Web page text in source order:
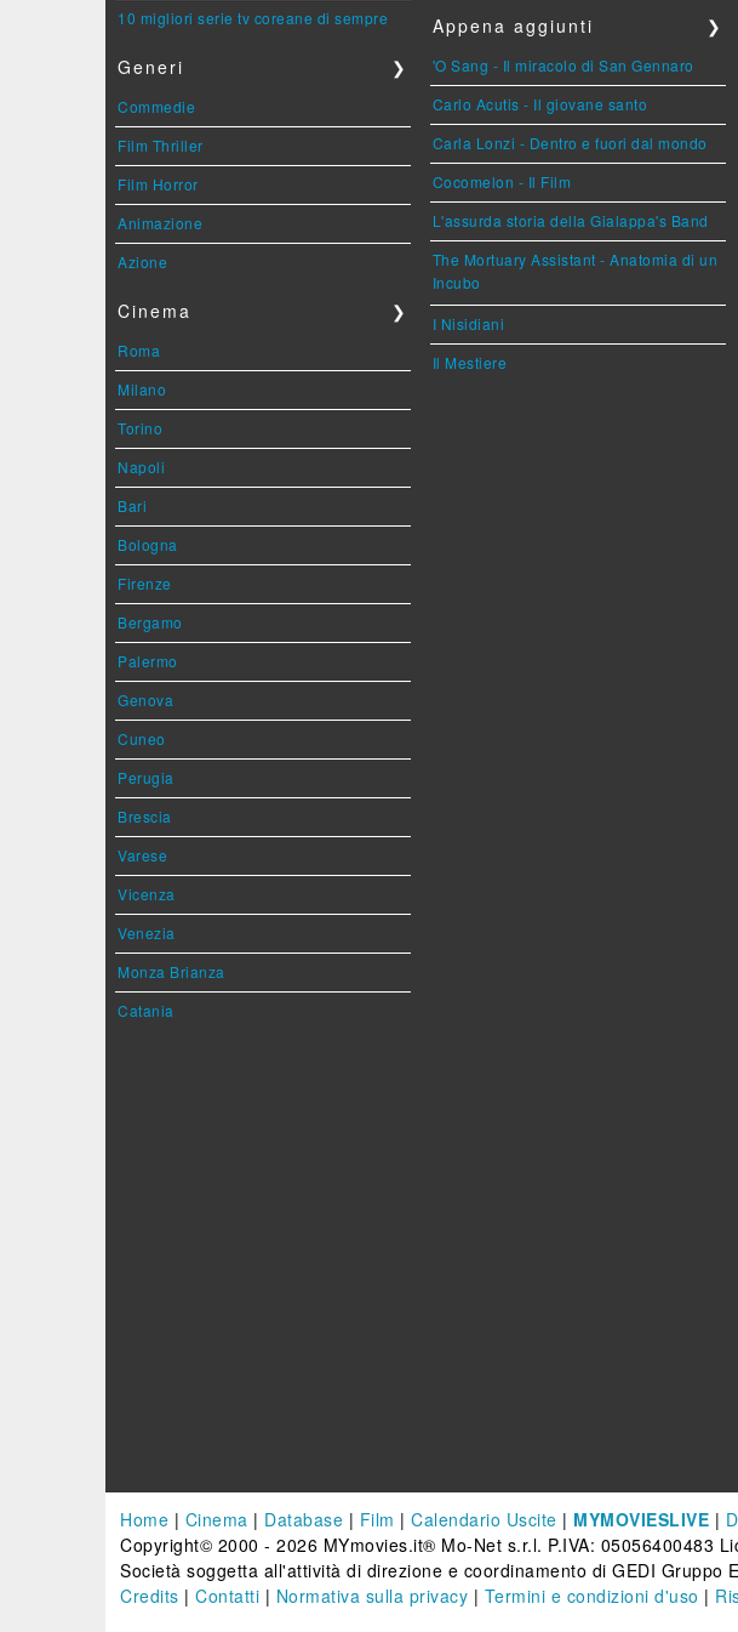
10 migliori serie tv coreane di sempre
Generi ❯
Commedie
Film Thriller
Film Horror
Animazione
Azione
Cinema ❯
Roma
Milano
Torino
Napoli
Bari
Bologna
Firenze
Bergamo
Palermo
Genova
Cuneo
Perugia
Brescia
Varese
Vicenza
Venezia
Monza Brianza
Catania
Appena aggiunti ❯
'O Sang - Il miracolo di San Gennaro
Carlo Acutis - Il giovane santo
Carla Lonzi - Dentro e fuori dal mondo
Cocomelon - Il Film
L'assurda storia della Gialappa's Band
The Mortuary Assistant - Anatomia di un
Incubo
I Nisidiani
Il Mestiere
Home | Cinema | Database | Film | Calendario Uscite | MYMOVIESLIVE |
Copyright© 2000 - 2026 MYmovies.it® Mo-Net s.r.l. P.IVA: 05056400483
Società soggetta all'attività di direzione e coordinamento di GEDI
Credits | Contatti | Normativa sulla privacy | Termini e condizioni d'uso |